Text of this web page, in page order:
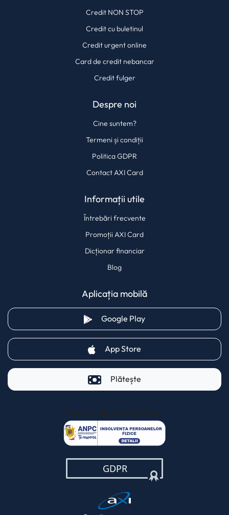
Credit NON STOP
Credit cu buletinul
Credit urgent online
Card de credit nebancar
Credit fulger
Despre noi
Cine suntem?
Termeni și condiții
Politica GDPR
Contact AXI Card
Informații utile
Întrebări frecvente
Promoții AXI Card
Dicționar financiar
Blog
Aplicația mobilă
Google Play(opens in a new tab)
App Store
Plătește
Pentru clienții AXI Card
(opens in a new